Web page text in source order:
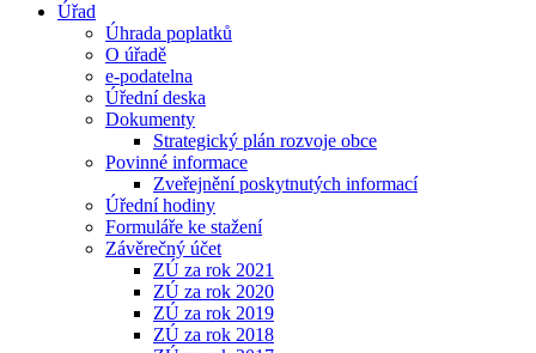
Úřad
Úhrada poplatků
O úřadě
e-podatelna
Úřední deska
Dokumenty
Strategický plán rozvoje obce
Povinné informace
Zveřejnění poskytnutých informací
Úřední hodiny
Formuláře ke stažení
Závěrečný účet
ZÚ za rok 2021
ZÚ za rok 2020
ZÚ za rok 2019
ZÚ za rok 2018